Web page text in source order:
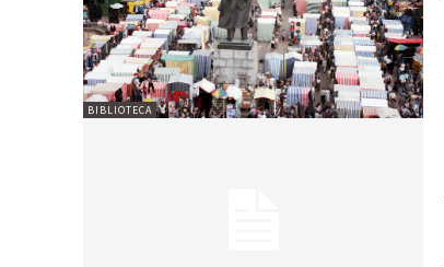
BIBLIOTECA